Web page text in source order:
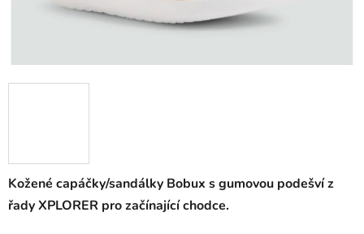
Kožené capáčky/sandálky Bobux s gumovou podešví z
řady XPLORER pro začínající chodce.